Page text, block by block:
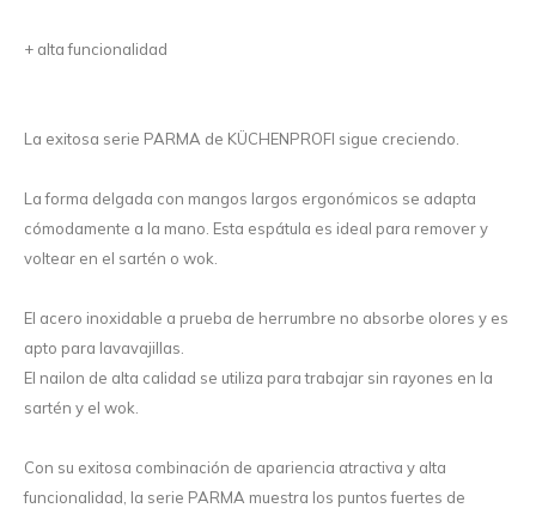
+ alta funcionalidad
La exitosa serie PARMA de KÜCHENPROFI sigue creciendo.
La forma delgada con mangos largos ergonómicos se adapta
cómodamente a la mano. Esta espátula es ideal para remover y
voltear en el sartén o wok.
El acero inoxidable a prueba de herrumbre no absorbe olores y es
apto para lavavajillas.
El nailon de alta calidad se utiliza para trabajar sin rayones en la
sartén y el wok.
Con su exitosa combinación de apariencia atractiva y alta
funcionalidad, la serie PARMA muestra los puntos fuertes de